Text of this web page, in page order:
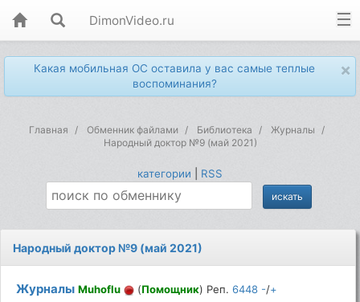
DimonVideo.ru
×
Какая мобильная ОС оставила у вас самые теплые
воспоминания?
Главная Обменник файлами Библиотека
Журналы
Народный доктор №9 (май 2021)
категории RSS
Народный доктор №9 (май 2021)
Журналы Muhoflu (Помощник) Реп.6448 -/+